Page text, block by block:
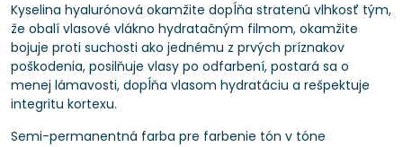
Kyselina hyalurónová okamžite dopĺňa stratenú vlhkosť tým,
že obalí vlasové vlákno hydratačným filmom, okamžite
bojuje proti suchosti ako jednému z prvých príznakov
poškodenia, posilňuje vlasy po odfarbení, postará sa o
menej lámavosti, dopĺňa vlasom hydratáciu a rešpektuje
integritu kortexu.
Semi-permanentná farba pre farbenie tón v tóne